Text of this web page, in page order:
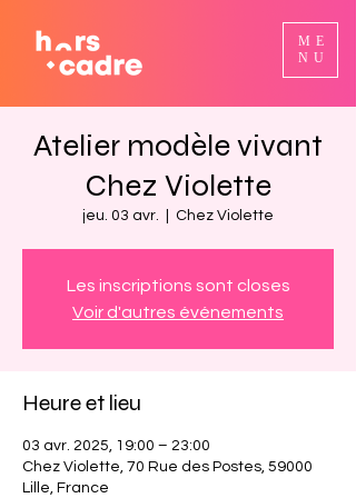
ME
NU
Atelier modèle vivant
Chez Violette
jeu. 03 avr. Chez Violette
Les inscriptions sont closes
Voir d'autres événements
Heure et lieu
03 avr. 2025, 19:00 – 23:00
Chez Violette, 70 Rue des Postes, 59000
Lille, France